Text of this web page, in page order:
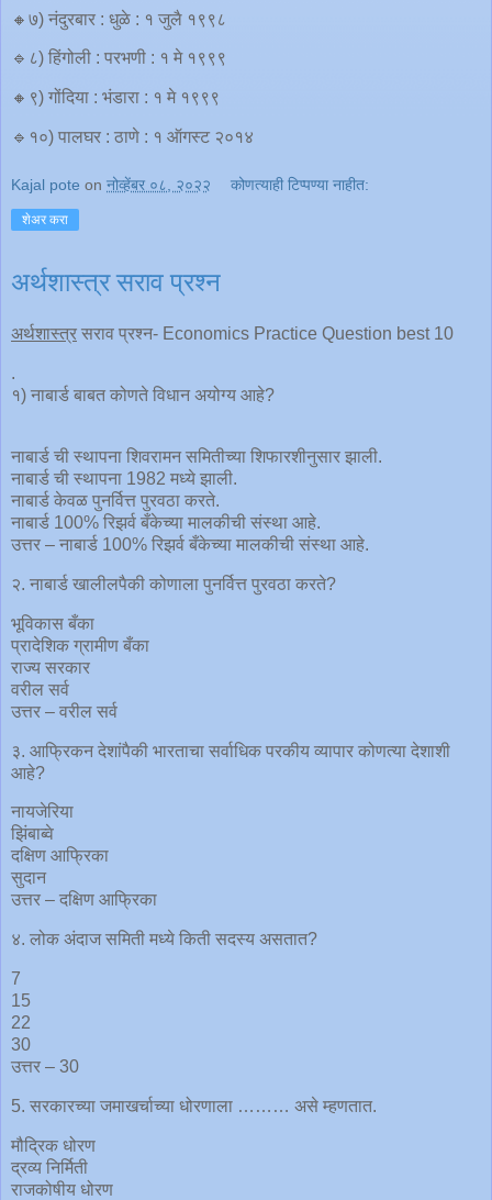
🔸७) नंदुरबार : धुळे : १ जुलै १९९८
🔹८) हिंगोली : परभणी : १ मे १९९९
🔸९) गोंदिया : भंडारा : १ मे १९९९
🔹१०) पालघर : ठाणे : १ ऑगस्ट २०१४
Kajal pote on नोव्हेंबर ०८, २०२२ कोणत्याही टिप्पण्‍या नाहीत:
शेअर करा
अर्थशास्त्र सराव प्रश्न
अर्थशास्त्र सराव प्रश्न- Economics Practice Question best 10
.
१) नाबार्ड बाबत कोणते विधान अयोग्य आहे?
नाबार्ड ची स्थापना शिवरामन समितीच्या शिफारशीनुसार झाली.
नाबार्ड ची स्थापना 1982 मध्ये झाली.
नाबार्ड केवळ पुनर्वित्त पुरवठा करते.
नाबार्ड 100% रिझर्व बँकेच्या मालकीची संस्था आहे.
उत्तर – नाबार्ड 100% रिझर्व बँकेच्या मालकीची संस्था आहे.
२. नाबार्ड खालीलपैकी कोणाला पुनर्वित्त पुरवठा करते?
भूविकास बँका
प्रादेशिक ग्रामीण बँका
राज्य सरकार
वरील सर्व
उत्तर – वरील सर्व
३. आफ्रिकन देशांपैकी भारताचा सर्वाधिक परकीय व्यापार कोणत्या देशाशी
आहे?
नायजेरिया
झिंबाब्वे
दक्षिण आफ्रिका
सुदान
उत्तर – दक्षिण आफ्रिका
४. लोक अंदाज समिती मध्ये किती सदस्य असतात?
7
15
22
30
उत्तर – 30
5. सरकारच्या जमाखर्चाच्या धोरणाला ……… असे म्हणतात.
मौद्रिक धोरण
द्रव्य निर्मिती
राजकोषीय धोरण